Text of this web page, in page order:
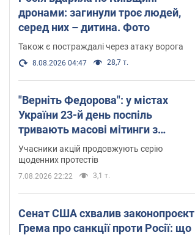
дронами: загинули троє людей,
серед них – дитина. Фото
Також є постраждалі через атаку ворога
8.08.2026 04:47 28,7 т.
"Верніть Федорова": у містах
України 23-й день поспіль
тривають масові мітинги з
картонками. Фото і відео
Учасники акцій продовжують серію
щоденних протестів
7.08.2026 22:22 3,1 т.
Сенат США схвалив законопроєкт
Грема про санкції проти Росії: що